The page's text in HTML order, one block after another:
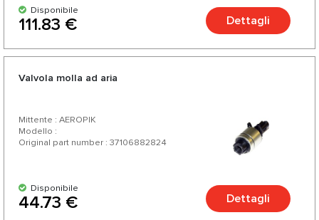
Disponibile
111.83 € Dettagli
Valvola molla ad aria
Mittente : AEROPIK
Modello :
Original part number : 37106882824
Disponibile
44.73 € Dettagli